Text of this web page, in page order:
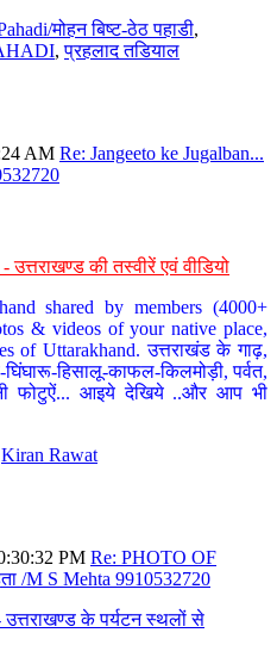
मोहन बिष्ट-ठेठ पहाडी,
,प्रहलाद तडियाल
AM Re: Jangeeto ke Jugalban...
की तस्वीरें एवं वीडियो
shared by members (4000+
& videos of your native place,
of Uttarakhand. उत्तराखंड के गाढ़,
हिसालू-काफल-किलमोड़ी, पर्वत,
फोटुऐं... आइये देखिये ..और आप भी
Kiran Rawat
PM Re: PHOTO OF
/M S Mehta 9910532720
के पर्यटन स्थलों से